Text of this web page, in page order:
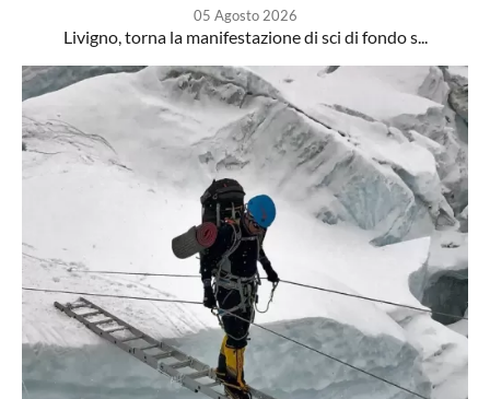
05 Agosto 2026
Livigno, torna la manifestazione di sci di fondo s...